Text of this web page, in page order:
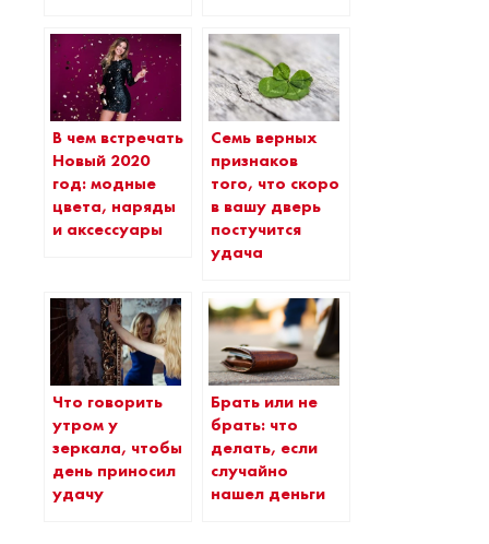
В чем встречать
Новый 2020
год: модные
цвета, наряды
и аксессуары
Семь верных
признаков
того, что скоро
в вашу дверь
постучится
удача
Что говорить
утром у
зеркала, чтобы
день приносил
удачу
Брать или не
брать: что
делать, если
случайно
нашел деньги